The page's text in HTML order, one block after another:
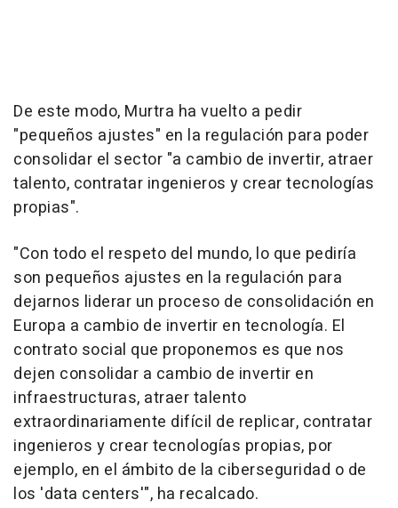
De este modo, Murtra ha vuelto a pedir
"pequeños ajustes" en la regulación para poder
consolidar el sector "a cambio de invertir, atraer
talento, contratar ingenieros y crear tecnologías
propias".
"Con todo el respeto del mundo, lo que pediría
son pequeños ajustes en la regulación para
dejarnos liderar un proceso de consolidación en
Europa a cambio de invertir en tecnología. El
contrato social que proponemos es que nos
dejen consolidar a cambio de invertir en
infraestructuras, atraer talento
extraordinariamente difícil de replicar, contratar
ingenieros y crear tecnologías propias, por
ejemplo, en el ámbito de la ciberseguridad o de
los 'data centers'", ha recalcado.